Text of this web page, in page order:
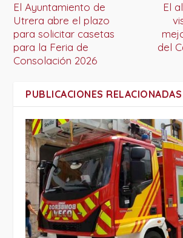
El Ayuntamiento de
Utrera abre el plazo
para solicitar casetas
para la Feria de
Consolación 2026
El
del
PUBLICACIONES RELACIONADAS